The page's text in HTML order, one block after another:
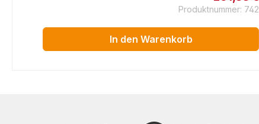
Produktnummer: 742
In den Warenkorb